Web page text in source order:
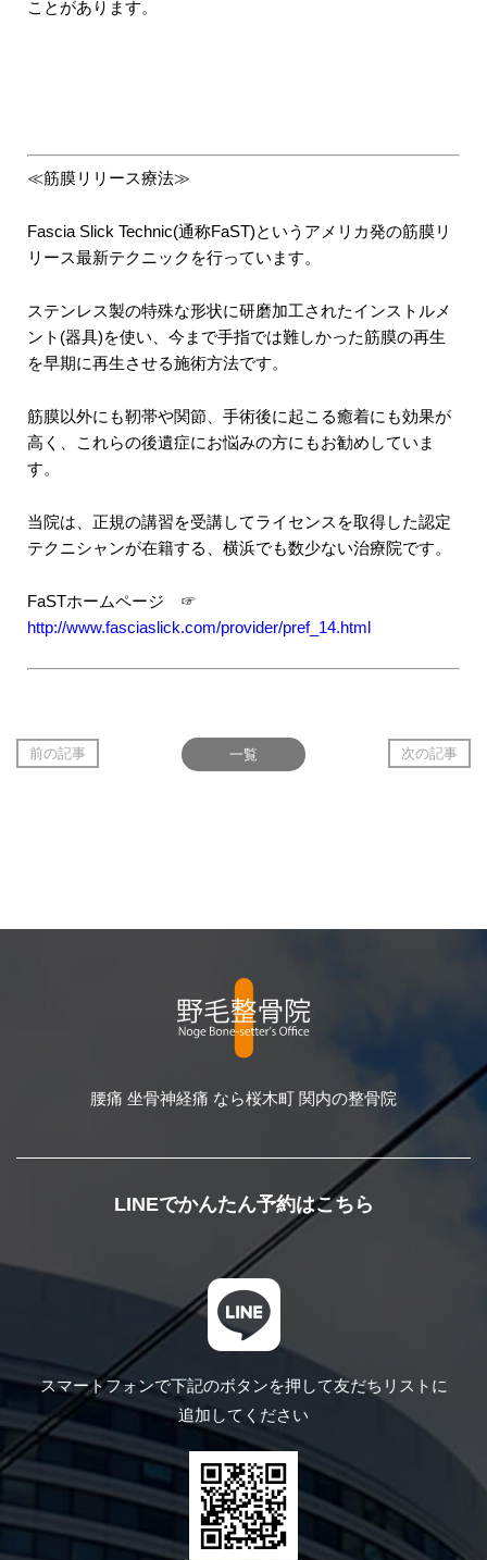
ことがあります。
≪筋膜リリース療法≫
Fascia Slick Technic(通称FaST)というアメリカ発の筋膜リ
リース最新テクニックを行っています。
ステンレス製の特殊な形状に研磨加工されたインストルメ
ント(器具)を使い、今まで手指では難しかった筋膜の再生
を早期に再生させる施術方法です。
筋膜以外にも靭帯や関節、手術後に起こる癒着にも効果が
高く、これらの後遺症にお悩みの方にもお勧めしていま
す。
当院は、正規の講習を受講してライセンスを取得した認定
テクニシャンが在籍する、横浜でも数少ない治療院です。
FaSTホームページ ☞
http://www.fasciaslick.com/provider/pref_14.html
前の記事 一覧 次の記事
腰痛 坐骨神経痛 なら桜木町 関内の整骨院
LINEでかんたん予約はこちら
スマートフォンで下記のボタンを押して友だちリストに
追加してください